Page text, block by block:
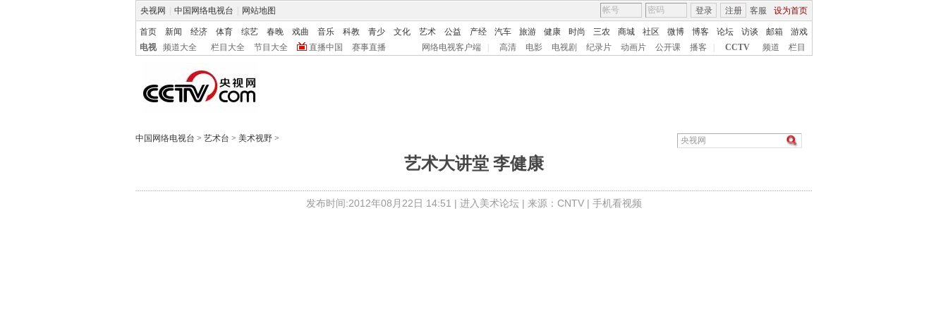
央视网 中国网络电视台 网站地图 客服 设为首页
登录 注册
首页 新闻 经济 体育 综艺 春晚 戏曲 音乐 科教 青少 文化 艺术 公益 产经 汽车 旅游 健康 时尚 三农 商城 社区 微博 博客 论坛 访谈 邮箱
游戏
电视
频道大全 栏目大全 节目大全 直播中国 赛事直播 网络电视客户端 高清 电影 电视剧 纪录片 动画片 公开课 播客 CCTV 频道 栏目
中国网络电视台 > 艺术台 > 美术视野 >
艺术大讲堂 李健康
发布时间:2012年08月22日 14:51 | 进入美术论坛 | 来源：CNTV | 手机看视频